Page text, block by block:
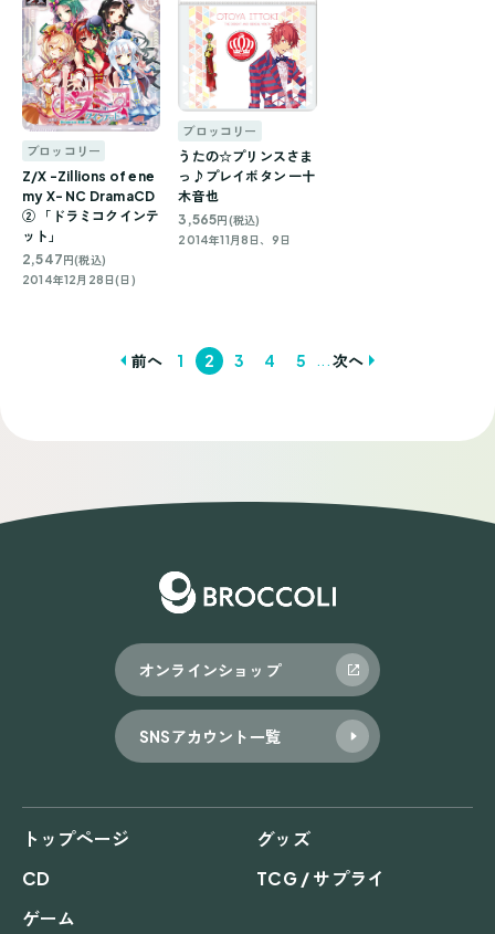
ブロッコリー
Z/X -Zillions of ene
my X- NC DramaCD
② 「ドラミコクインテ
ット」
2,547円(税込)
2014年12月28日(日)
ブロッコリー
うたの☆プリンスさま
っ♪プレイボタン 一十
木音也
3,565円(税込)
2014年11月8日、9日
ゲ
前へ 1 2 3 4 5 次へ
オンラインショップ
SNSアカウント一覧
トップページ
グッズ
CD
TCG / サプライ
ゲーム